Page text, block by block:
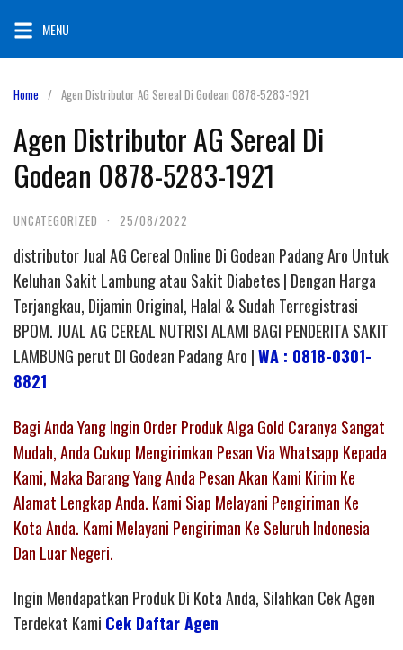
content
MENU
Home Agen Distributor AG Sereal Di Godean 0878-5283-1921
Agen Distributor AG Sereal Di
Godean 0878-5283-1921
UNCATEGORIZED · 25/08/2022
distributor Jual AG Cereal Online Di Godean Padang Aro Untuk
Keluhan Sakit Lambung atau Sakit Diabetes | Dengan Harga
Terjangkau, Dijamin Original, Halal & Sudah Terregistrasi
BPOM. JUAL AG CEREAL NUTRISI ALAMI BAGI PENDERITA SAKIT
LAMBUNG perut DI Godean Padang Aro |WA : 0818-0301-
8821
Bagi Anda Yang Ingin Order Produk Alga Gold Caranya Sangat
Mudah, Anda Cukup Mengirimkan Pesan Via Whatsapp Kepada
Kami, Maka Barang Yang Anda Pesan Akan Kami Kirim Ke
Alamat Lengkap Anda. Kami Siap Melayani Pengiriman Ke
Kota Anda. Kami Melayani Pengiriman Ke Seluruh Indonesia
Dan Luar Negeri.
Ingin Mendapatkan Produk Di Kota Anda, Silahkan Cek Agen
Terdekat Kami Cek Daftar Agen